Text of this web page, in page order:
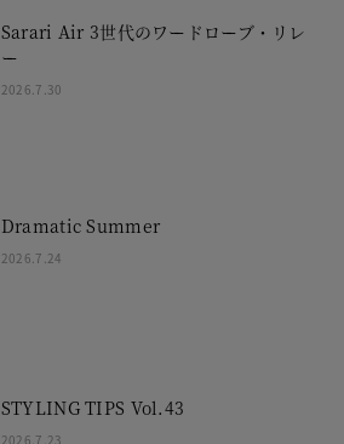
Sarari Air 3世代のワードローブ・リレ
ー
2026.7.30
Dramatic Summer
2026.7.24
STYLING TIPS Vol.43
2026.7.23